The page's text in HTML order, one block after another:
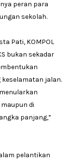
peran para
sekolah.
Pati, KOMPOL
bukan sekadar
jalan.
di
panjang,”
pelantikan